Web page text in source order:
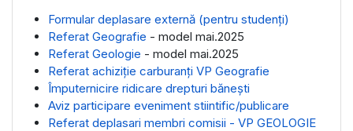
Formular deplasare externă (pentru studenți)
Referat Geografie - model mai.2025
Referat Geologie - model mai.2025
Referat achiziţie carburanţi VP Geografie
Împuternicire ridicare drepturi băneşti
Aviz participare eveniment stiintific/publicare
Referat deplasari membri comisii - VP GEOLOGIE